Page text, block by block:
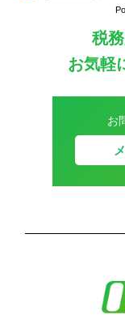
税
お気軽
お